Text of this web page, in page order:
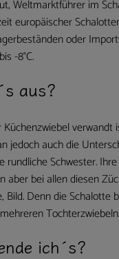
Weltmarktführer im
europäischer
oder
-8°C.
aus?
jedoch auch die
rundliche Schwester.
aber bei allen diesen
Bild. Denn die
Tochterzwiebeln.
ich´s?